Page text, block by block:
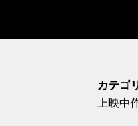
カテゴ
上映中